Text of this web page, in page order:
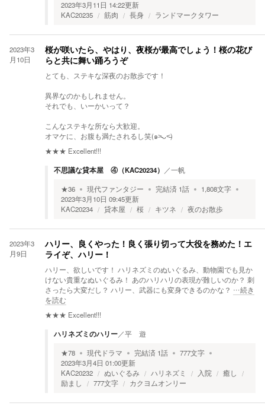
2023年3月11日 14:22更新
KAC20235
筋肉 長身 ランドマークタワー
2023年3
月10日
桜が咲いたら、やはり、夜桜が最高でしょう！桜の花び
らと共に舞い踊ろうぞ
とても、ステキな深夜のお散歩です！
異界なのかもしれません。
それでも、いーかいって？
こんなステキな所なら大歓迎。
オマケに、お腹も満たされるし笑(๑˃̵ᴗ˂̵)
★★★ Excellent!!!
不思議な貸本屋 ④（KAC20234） ／一帆
★36 現代ファンタジー 完結済 1話 1,808文字
2023年3月10日 09:45更新
KAC20234
貸本屋 桜 キツネ 夜のお散歩
2023年3
月9日
ハリー、良くやった！良く張り切って大役を務めた！エ
ライぞ、ハリー！
ハリー、欲しいです！ ハリネズミのぬいぐるみ、動物園でも見か
けない貴重なぬいぐるみ！ あのハリハリの表現が難しいのか？ 刺
さったら大変だし？ ハリー、武器にも変身できるのかな？ …続き
を読む
★★★ Excellent!!!
ハリネズミのハリー／平 遊
★78 現代ドラマ 完結済 1話 777文字
2023年3月4日 01:00更新
KAC20232
ぬいぐるみ ハリネズミ 入院
癒し
励まし
777文字 カクヨムオンリー